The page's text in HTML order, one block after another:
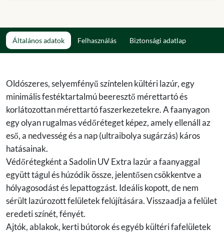
Általános adatok Felhasználás Biztonsági adatlap
Oldószeres, selyemfényű színtelen kültéri lazúr, egy
minimális festéktartalmú beeresztő mérettartó és
korlátozottan mérettartó faszerkezetekre. A faanyagon
egy olyan rugalmas védőréteget képez, amely ellenáll az
eső, a nedvesség és a nap (ultraibolya sugárzás) káros
hatásainak.
Védőrétegként a Sadolin UV Extra lazúr a faanyaggal
együtt tágul és húzódik össze, jelentősen csökkentve a
hólyagosodást és lepattogzást. Ideális kopott, de nem
sérült lazúrozott felületek felújítására. Visszaadja a felület
eredeti színét, fényét.
Ajtók, ablakok, kerti bútorok és egyéb kültéri fafelületek